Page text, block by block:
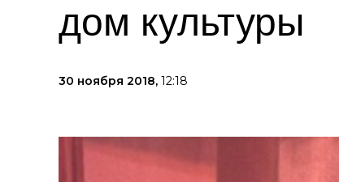
дом культуры
30 ноября 2018, 12:18